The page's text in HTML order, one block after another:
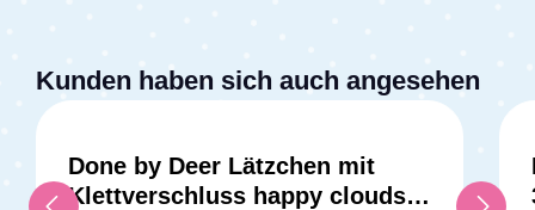
Kunden haben sich auch angesehen
Done by Deer Lätzchen mit
Klettverschluss happy clouds -